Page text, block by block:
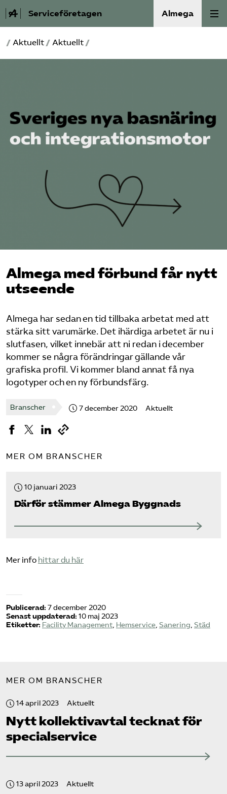
Serviceföretagen Almega
Om Service­företagen
Auktorisation
Logga in på Arbetsgivarguiden
Sök på serviceforetagen.se
Press
Om webbplatsen
Beställ trycksaker
/ Aktuellt / Aktuellt /
Almega med förbund får nytt
utseende
Almega har sedan en tid tillbaka arbetat med att
stärka sitt varumärke. Det ihärdiga arbetet är nu i
slutfasen, vilket innebär att ni redan i december
kommer se några förändringar gällande vår
grafiska profil. Vi kommer bland annat få nya
logotyper och en ny förbundsfärg.
Branscher 7 december 2020 Aktuellt
MER OM BRANSCHER
10 januari 2023
Därför stämmer Almega Byggnads
Mer info hittar du här
Publicerad: 7 december 2020
Senast uppdaterad: 10 maj 2023
Etiketter: Facility Management, Hemservice, Sanering, Städ
MER OM BRANSCHER
14 april 2023 Aktuellt
Nytt kollektivavtal tecknat för
specialservice
13 april 2023 Aktuellt